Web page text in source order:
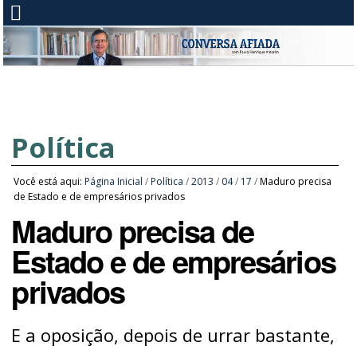
Política
Você está aqui: Página Inicial / Política /2013 / 04/ 17 /Maduro precisa
de Estado e de empresários privados
Maduro precisa de
Estado e de empresários
privados
E a oposição, depois de urrar bastante,